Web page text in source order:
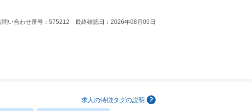
問い合わせ番号：575212 最終確認日：2026年08月09日
求人の特徴タグの説明